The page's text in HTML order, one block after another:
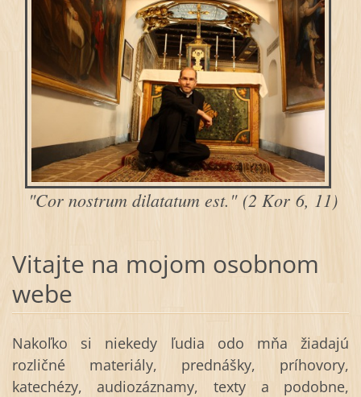
"Cor nostrum dilatatum est." (2 Kor 6, 11)
Vitajte na mojom osobnom
webe
Nakoľko si niekedy ľudia odo mňa žiadajú
rozličné materiály, prednášky, príhovory,
katechézy, audiozáznamy, texty a podobne,